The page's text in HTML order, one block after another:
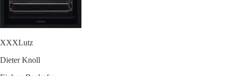
XXXLutz
Dieter Knoll